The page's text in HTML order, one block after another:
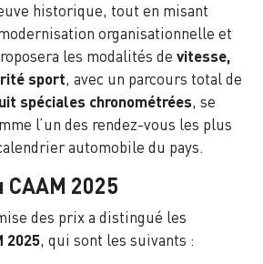
historique, tout en misant
organisationnelle et
les modalités de vitesse,
sport, avec un parcours total de
spéciales chronométrées, se
l’un des rendez-vous les plus
automobile du pays.
2025
des prix a distingué les
2025, qui sont les suivants :